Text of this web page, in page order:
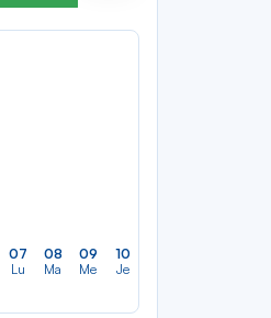
07
Lu
08
Ma
09
Me
10
Je